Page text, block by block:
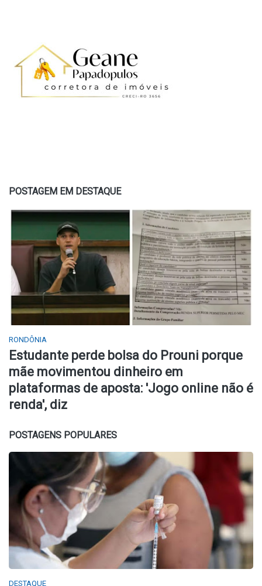
POSTAGEM EM DESTAQUE
RONDÔNIA
Estudante perde bolsa do Prouni porque
mãe movimentou dinheiro em
plataformas de aposta: 'Jogo online não é
renda', diz
POSTAGENS POPULARES
DESTAQUE